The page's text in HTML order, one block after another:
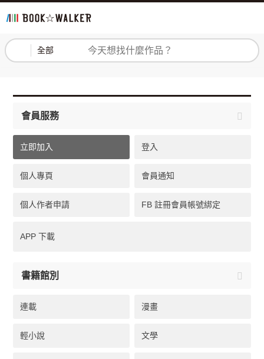
全部 登入 註冊
會員服務
立即加入 登入
個人專頁 會員通知
個人作者申請 FB 註冊會員帳號綁定
APP 下載
書籍館別
連載 漫畫
輕小說 文學